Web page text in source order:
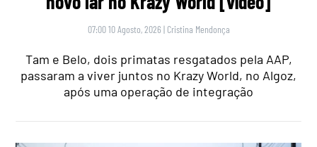
07:00 10 Agosto, 2026 | Cristina Mendonça
Tam e Belo, dois primatas resgatados pela AAP,
passaram a viver juntos no Krazy World, no Algoz,
após uma operação de integração